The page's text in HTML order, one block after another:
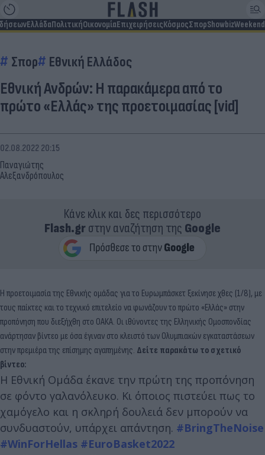
ΕλλάδαΠολιτικήΟικονομίαΕπιχειρήσειςΚόσμοςΣπορShowbizWeekend
Σπορ Εθνική Ελλάδος
Εθνική Ανδρών: Η παρακάμερα από το
πρώτο «Ελλάς» της προετοιμασίας [vid]
Παναγιώτης
Αλεξανδρόπουλος
02.08.2022 20:15
Κάνε κλικ και δες περισσότερο
Flash.grστην αναζήτηση της Google
Η προετοιμασία της Εθνικής ομάδας για το Ευρωμπάσκετ ξεκίνησε χθες (1/8), με
τους παίκτες και το τεχνικό επιτελείο να φωνάζουν το πρώτο «Ελλάς» στην
προπόνηση που διεξήχθη στο ΟΑΚΑ. Οι ιθύνοντες της Ελληνικής Ομοσπονδίας
ανάρτησαν βίντεο με όσα έγιναν στο κλειστό των Ολυμπιακών εγκαταστάσεων
στην πρεμιέρα της επίσημης αγαπημένης. Δείτε παρακάτω το σχετικό
βίντεο:
H Εθνική Ομάδα έκανε την πρώτη της προπόνηση
σε φόντο γαλανόλευκο. Κι όποιος πιστεύει πως το
χαμόγελο και η σκληρή δουλειά δεν μπορούν να
συνδυαστούν, υπάρχει απάντηση. #BringTheNoise
#WinForHellas #EuroBasket2022